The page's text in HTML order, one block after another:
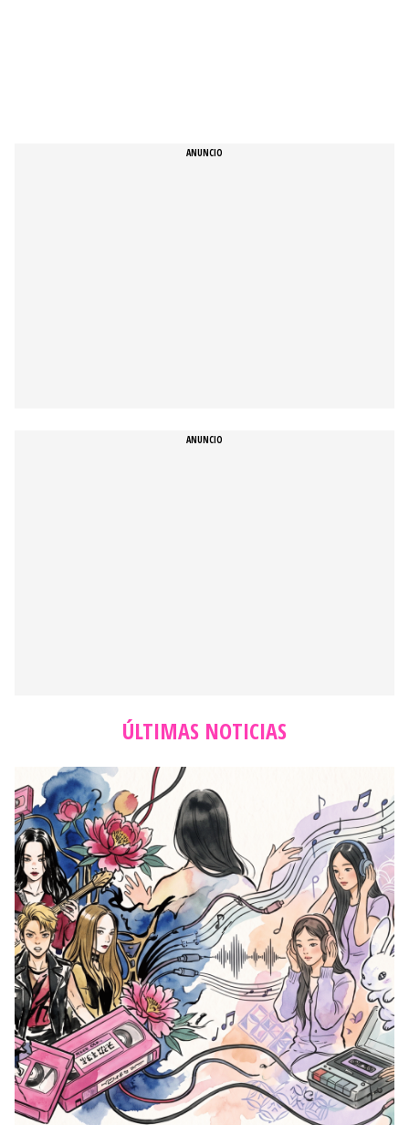
ÚLTIMAS NOTICIAS